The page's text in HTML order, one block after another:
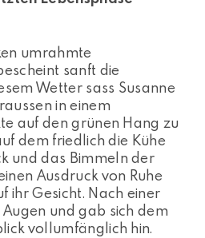
umrahmte
sanft die
Wetter sass Susanne
in einem
auf den grünen Hang zu
dem friedlich die Kühe
und das Bimmeln der
Ausdruck von Ruhe
ihr Gesicht. Nach einer
und gab sich dem
vollumfänglich hin.